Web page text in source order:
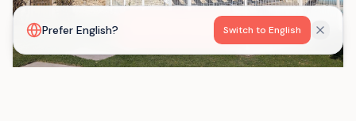
Prefer English? Switch to English
Voir la carte